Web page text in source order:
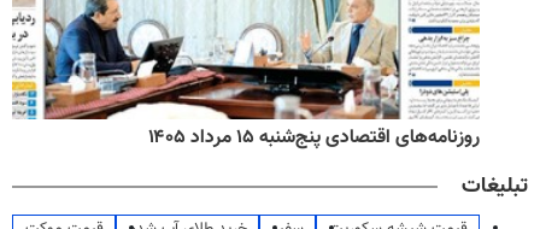
روزنامه‌های اقتصادی پنج‌شنبه ۱۵ مرداد ۱۴۰۵
تبلیغات